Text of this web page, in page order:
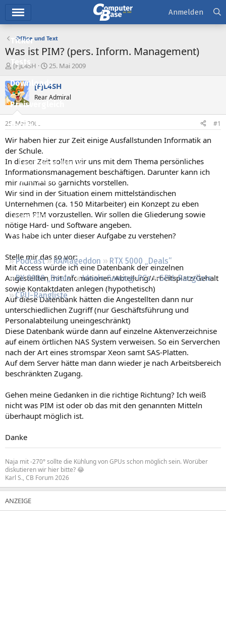
Ticker
Tests
Downloads
Preisvergleich
Forum
Aktuelles
Empfohlene Inhalte
Neue Beiträge
Neueste Aktivitäten
Leserartikel
Regeln
Podcast RAMageddon
RTX 5000 „Deals“
RX 9000 „Deals“
Ideale Gaming-PCs
GPU-Rangliste
CPU-Rangliste
Anmelden
Office und Text
Was ist PIM? (pers. Inform. Management)
E
s
t
e
e
r
[F]L4SH
E
s
e
t
a
25. Mai 2009
[F]L4SH
Rear Admiral
25. Mai 2009 #1
Wir haben hier zur Zeit einige Ausfallstunden Informatik an
der Schule.
In dieser Zeit sollen wir uns mit dem Thema persönliches
Informationsmanagement beschäftigen. Darunter kann ich
mir nunmal so garnichts vorstellen.
Wir sind in der Situation einem mittelständischen
Unternehmen (ca. 150 Mitarbeiter) ein Konzept zu eben
diesem PIM vorzustellen. Wir sollen die Gliederung sowie
nötige Hard- und Software angeben.
Was habe ich unter dieser Aufgabe zu verstehen?
Stelle mir das so vor:
Mit Access würde ich eine Datenbank der einzelnen
Angestellten mit Infomationen/Abteilung/Arbeitsplatz/Gehalt
sowie Kontaktdaten anlegen (hypothetisch)
Auf diese Datenbank hätten die Angestellten dann nur
unterschiedlichen Zugriff (nur Geschäftsführung und
Personalabteilung uneingeschränkt)
Diese Datenbank würde dann auf einzelne Aktenverzeichnise
auf einem örtlichen NAS System verweisen. So ein Serverchen
nach der Art eines stromspar Xeon samt SAS-Platten.
Auf dem Server hätte man dann wieder je nach Arbeitsbereich
beschränkten Zugang.
Gehen meine Gedanken in die richtige Richtung? Ich weiß
nicht was PIM ist oder ob das mit den genannten Mitteln
überhaupt möglich ist.
Danke
Naja mit -270° sollte die Kühlung von GPUs schon möglich sein. Worüber
diskutieren wir hier bitte? 😂
Karl S., CB Forum 2026